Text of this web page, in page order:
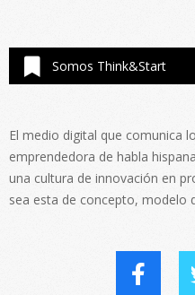
Somos Think&Start
El medio digital que comunica
emprendedora de habla
una cultura de innovación en
sea esta de concepto, modelo